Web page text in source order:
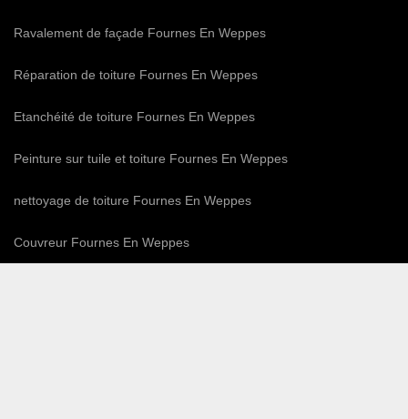
Ravalement de façade Fournes En Weppes
Réparation de toiture Fournes En Weppes
Etanchéité de toiture Fournes En Weppes
Peinture sur tuile et toiture Fournes En Weppes
nettoyage de toiture Fournes En Weppes
Couvreur Fournes En Weppes